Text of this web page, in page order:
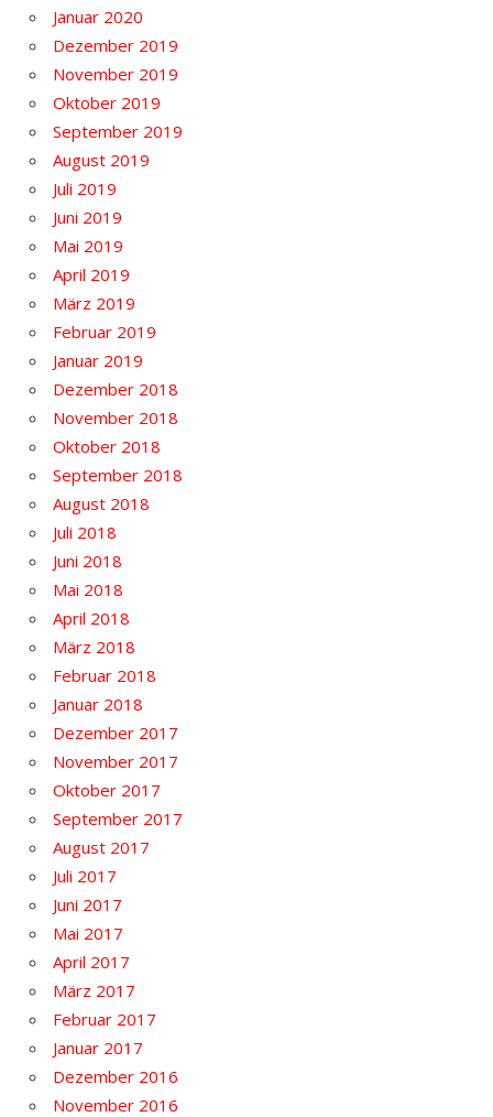
Januar 2020
Dezember 2019
November 2019
Oktober 2019
September 2019
August 2019
Juli 2019
Juni 2019
Mai 2019
April 2019
März 2019
Februar 2019
Januar 2019
Dezember 2018
November 2018
Oktober 2018
September 2018
August 2018
Juli 2018
Juni 2018
Mai 2018
April 2018
März 2018
Februar 2018
Januar 2018
Dezember 2017
November 2017
Oktober 2017
September 2017
August 2017
Juli 2017
Juni 2017
Mai 2017
April 2017
März 2017
Februar 2017
Januar 2017
Dezember 2016
November 2016